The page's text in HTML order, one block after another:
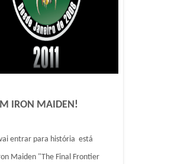
IRON MAIDEN!
entrar para história está
Maiden "The Final Frontier